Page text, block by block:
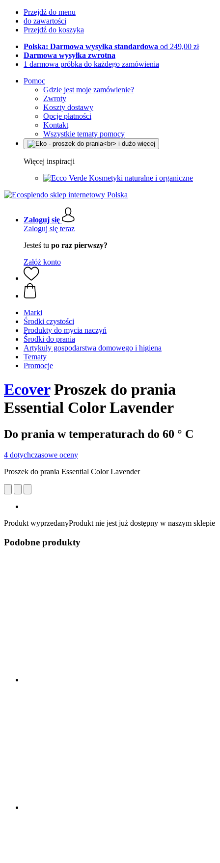
Przejdź do menu
do zawartości
Przejdź do koszyka
Polska: Darmowa wysyłka standardowa od 249,00 zł
Darmowa wysyłka zwrotna
1 darmowa próbka do każdego zamówienia
Pomoc
Gdzie jest moje zamówienie?
Zwroty
Koszty dostawy
Opcje płatności
Kontakt
Wszystkie tematy pomocy
Więcej inspiracji
Kosmetyki naturalne i organiczne
Zaloguj się
Zaloguj się teraz
Jesteś tu po raz pierwszy?
Załóż konto
Marki
Środki czystości
Produkty do mycia naczyń
Środki do prania
Artykuły gospodarstwa domowego i higiena
Tematy
Promocje
EcoverProszek do prania
Essential Color Lavender
Do prania w temperaturach do 60 ° C
4 dotychczasowe oceny
Proszek do prania Essential Color Lavender
Produkt wyprzedanyProdukt nie jest już dostępny w naszym sklepie
Podobne produkty